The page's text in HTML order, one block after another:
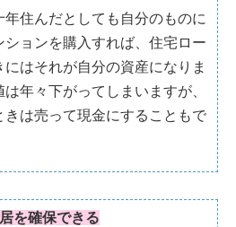
住んだとしても自分のものに
ョンを購入すれば、住宅ロー
はそれが自分の資産になりま
年々下がってしまいますが、
きは売って現金にすることもで
を確保できる